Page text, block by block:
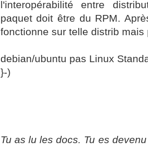
l'interopérabilité entre
paquet doit être du RPM.
fonctionne sur telle distrib mais
debian/ubuntu pas Linux
}-)
Tu as lu les docs. Tu es